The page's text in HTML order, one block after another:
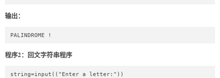
输出：
PALINDROME !
程序2：回文字符串程序
string=input(("Enter a letter:"))